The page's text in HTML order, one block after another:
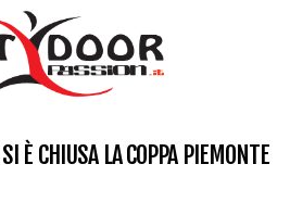
È CHIUSA LA COPPA PIEMONTE